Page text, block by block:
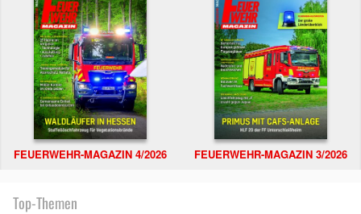
FEUERWEHR-MAGAZIN 4/2026 FEUERWEHR-MAGAZIN 3/2026
Top-Themen